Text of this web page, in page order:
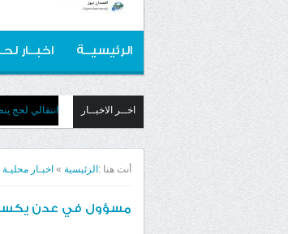
الرئيسيــة اخبــار
اخــر الاخبــار انتقالي لحج
أنت هنا : الرئيسية » اخبـار محليـة
مسؤول في عدن يكسر